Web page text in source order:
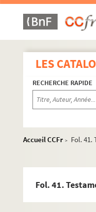
LES
RECHERCHE RAPIDE
Accueil CCFr >
Fol. 41.
Fol. 41.
Ms Chiflet 72.
Ms Chiflet 74. «